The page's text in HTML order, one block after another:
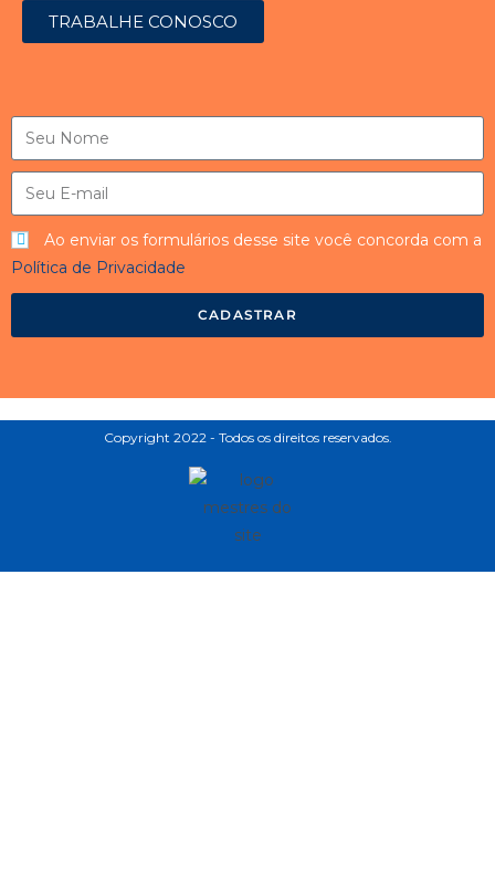
TRABALHE CONOSCO
Ao enviar os formulários desse site você concorda com a
Política de Privacidade
CADASTRAR
Copyright 2022 - Todos os direitos reservados.